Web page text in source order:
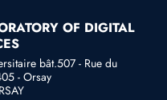
OF DIGITAL
bât.507 - Rue du
- Orsay